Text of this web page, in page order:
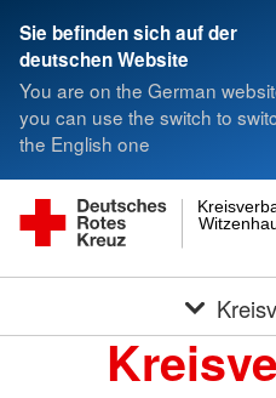
Sie befinden sich auf der
deutschen Website
You are on the German
you can use the switch to
the English one